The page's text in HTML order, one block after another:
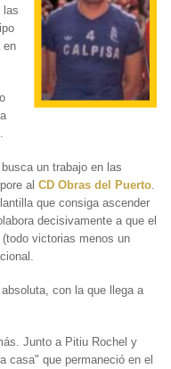
las
en
busca un trabajo en las
al CD Obras del Puerto
que consiga ascender
decisivamente a que el
victorias menos un
con la que llega a
Junto a Pitiu Rochel y
casa" que permaneció en el